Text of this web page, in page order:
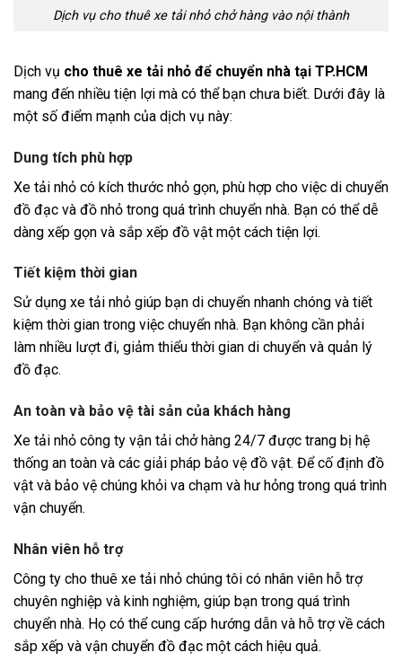
Dịch vụ cho thuê xe tải nhỏ chở hàng vào nội thành
Dịch vụ cho thuê xe tải nhỏ để chuyển nhà tại TP.HCM
mang đến nhiều tiện lợi mà có thể bạn chưa biết. Dưới đây là
một số điểm mạnh của dịch vụ này:
Dung tích phù hợp
Xe tải nhỏ có kích thước nhỏ gọn, phù hợp cho việc di chuyển
đồ đạc và đồ nhỏ trong quá trình chuyển nhà. Bạn có thể dễ
dàng xếp gọn và sắp xếp đồ vật một cách tiện lợi.
Tiết kiệm thời gian
Sử dụng xe tải nhỏ giúp bạn di chuyển nhanh chóng và tiết
kiệm thời gian trong việc chuyển nhà. Bạn không cần phải
làm nhiều lượt đi, giảm thiểu thời gian di chuyển và quản lý
đồ đạc.
An toàn và bảo vệ tài sản của khách hàng
Xe tải nhỏ công ty vận tải chở hàng 24/7 được trang bị hệ
thống an toàn và các giải pháp bảo vệ đồ vật. Để cố định đồ
vật và bảo vệ chúng khỏi va chạm và hư hỏng trong quá trình
vận chuyển.
Nhân viên hỗ trợ
Công ty cho thuê xe tải nhỏ chúng tôi có nhân viên hỗ trợ
chuyên nghiệp và kinh nghiệm, giúp bạn trong quá trình
chuyển nhà. Họ có thể cung cấp hướng dẫn và hỗ trợ về cách
sắp xếp và vận chuyển đồ đạc một cách hiệu quả.